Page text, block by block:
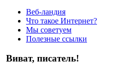
Веб-ландия
Что такое Интернет?
Мы советуем
Полезные ссылки
Виват, писатель!